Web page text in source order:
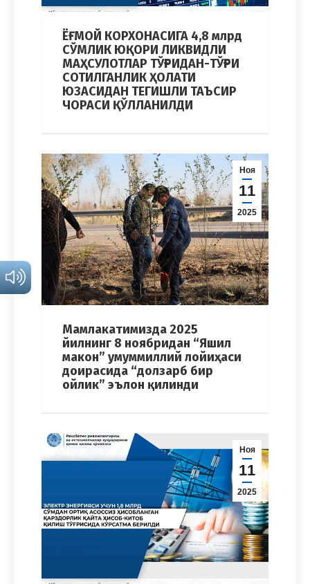
ЁҒ-МОЙ КОРХОНАСИГА 4,8 млрд
СЎМЛИК ЮҚОРИ ЛИКВИДЛИ
МАҲСУЛОТЛАР ТЎҒРИДАН-ТЎҒРИ
СОТИЛГАНЛИК ҲОЛАТИ
ЮЗАСИДАН ТЕГИШЛИ ТАЪСИР
ЧОРАСИ ҚЎЛЛАНИЛДИ
Ноя
11
2025
Мамлакатимизда 2025
йилнинг 8 ноябридан “Яшил
макон” умуммиллий лойиҳаси
доирасида “долзарб бир
ойлик” эълон қилинди
Ноя
11
2025